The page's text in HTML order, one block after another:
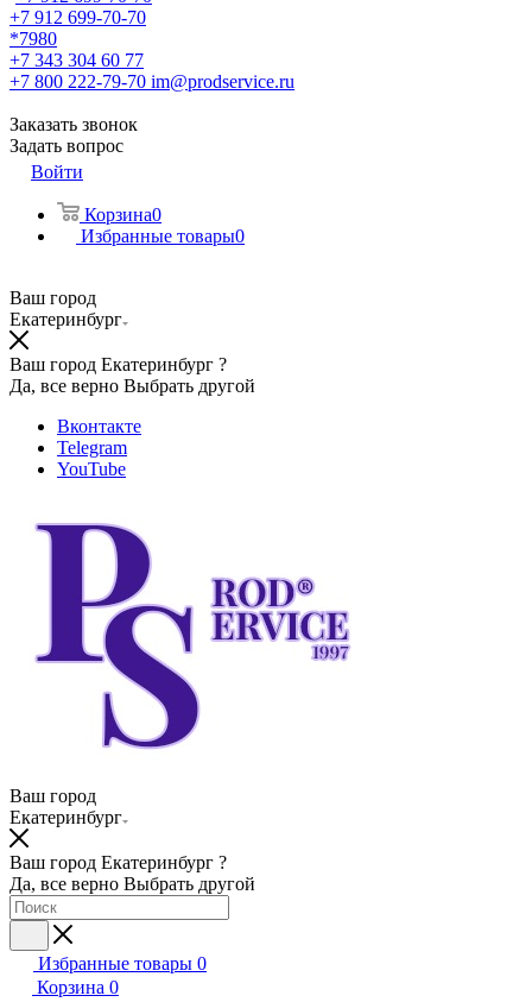
+7 912 699-70-70
*7980
+7 343 304 60 77
+7 800 222-79-70 im@prodservice.ru
Заказать звонок
Задать вопрос
Войти
Корзина0
Избранные товары0
Ваш город
Екатеринбург
Ваш город Екатеринбург ?
Да, все верно Выбрать другой
Вконтакте
Telegram
YouTube
Ваш город
Екатеринбург
Ваш город Екатеринбург ?
Да, все верно Выбрать другой
Избранные товары 0
Корзина 0